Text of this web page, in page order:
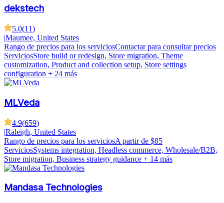
dekstech
5.0(11)
|Maumee, United States
Rango de precios para los serviciosContactar para consultar precios
ServiciosStore build or redesign, Store migration, Theme
customization, Product and collection setup, Store settings
configuration + 24 más
MLVeda
4.9(659)
|Raleigh, United States
Rango de precios para los serviciosA partir de $85
ServiciosSystems integration, Headless commerce, Wholesale/B2B,
Store migration, Business strategy guidance + 14 más
Mandasa Technologies